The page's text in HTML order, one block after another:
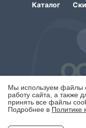
Мы используем файлы
работу сайта, а также
принять все файлы
Подробнее в Политике
Каталог